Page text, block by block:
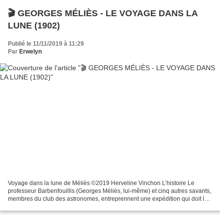
🎬 GEORGES MÉLIÈS - LE VOYAGE DANS LA
LUNE (1902)
Publié le 11/11/2019 à 11:29
Par Erwelyn
Voyage dans la lune de Méliès ©2019 Herveline Vinchon L’histoire Le
professeur Barbenfouillis (Georges Méliès, lui-même) et cinq autres savants,
membres du club des astronomes, entreprennent une expédition qui doit les